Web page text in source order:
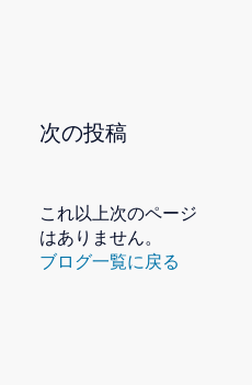
次の投稿
これ以上次のページ
はありません。
ブログ一覧に戻る